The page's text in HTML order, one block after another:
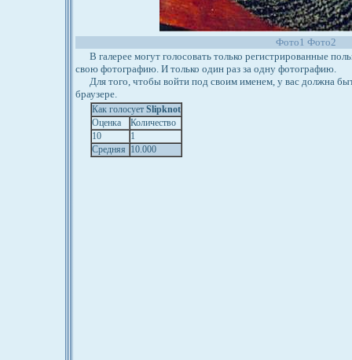
Фото1 Фото2
В галерее могут голосовать только регистрированные
свою фотографию. И только один раз за одну фотографию.
Для того, чтобы войти под своим именем, у вас должна
браузере.
Как голосует Slipknot
Оценка
Количество
10
1
Средняя 10.000